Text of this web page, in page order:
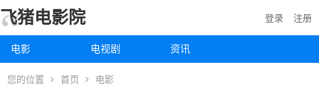
飞猪电影院
电影 电视剧 资讯
登录 注册
您的位置 首页 电影